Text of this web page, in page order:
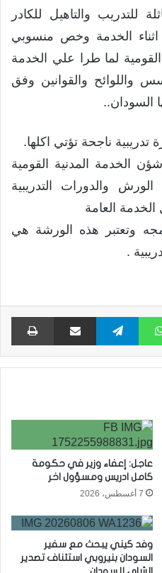
للتدريب والتاهيل للكادر
الخدمة وخص منسوبي
لما طرا علي الخدمة
واللوائح والقوانين وفق
السودان..
ناجحة تؤتي اكلها.
الخدمة المدنية القومية
والدورات التدريبية
العامة
وتعتبر هذه الورشة هي
.
واتساب تيلقرام مشاركة عبر البريد
عاجل: إعفاء وزير في حكومة
كامل ادريس ومسؤول اخر
7 أغسطس، 2026
وفد كيني يبحث مع سفير
السودان بنيروبي استئناف تصدير